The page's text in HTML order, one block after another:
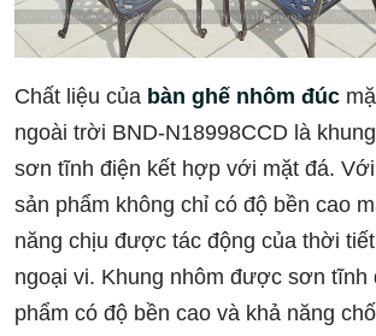
Chất liệu của bàn ghế nhôm đúc
ngoài trời BND-N18998CCD là
sơn tĩnh điện kết hợp với mặt đá.
sản phẩm không chỉ có độ bền cao
năng chịu được tác động của thời
ngoại vi. Khung nhôm được sơn tĩnh
phẩm có độ bền cao và khả năng